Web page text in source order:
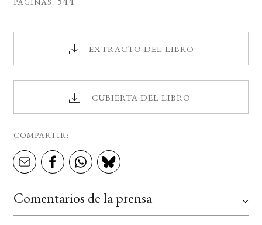
EXTRACTO DEL LIBRO
CUBIERTA DEL LIBRO
COMPARTIR:
Comentarios de la prensa